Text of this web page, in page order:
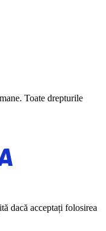
Toate drepturile
dacă acceptați folosirea